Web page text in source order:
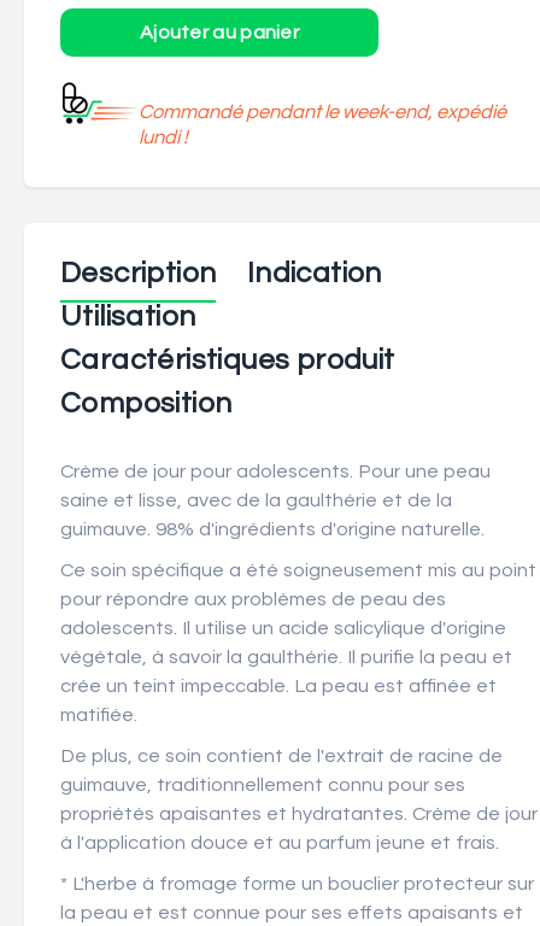
Commandé pendant le week-end, expédié
lundi !
Description
Indication
Utilisation
Caractéristiques produit
Composition
Crème de jour pour adolescents. Pour une peau
saine et lisse, avec de la gaulthérie et de la
guimauve. 98% d'ingrédients d'origine naturelle.
Ce soin spécifique a été soigneusement mis au point
pour répondre aux problèmes de peau des
adolescents. Il utilise un acide salicylique d'origine
végétale, à savoir la gaulthérie. Il purifie la peau et
crée un teint impeccable. La peau est affinée et
matifiée.
De plus, ce soin contient de l'extrait de racine de
guimauve, traditionnellement connu pour ses
propriétés apaisantes et hydratantes. Crème de jour
à l'application douce et au parfum jeune et frais.
* L'herbe à fromage forme un bouclier protecteur sur
la peau et est connue pour ses effets apaisants et